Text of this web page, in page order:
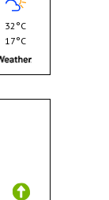
32°C
17°C